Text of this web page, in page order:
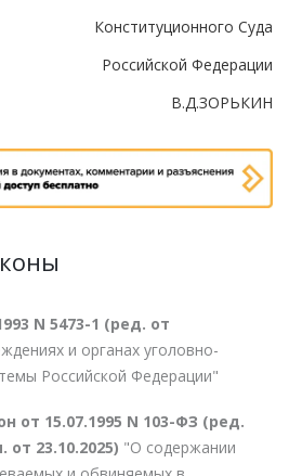
Конституционного Суда
Российской Федерации
В.Д.ЗОРЬКИН
N 5473-1 (ред. от
и органах уголовно-
Российской Федерации"
от 15.07.1995 N 103-ФЗ (ред.
от 23.10.2025) "О содержании